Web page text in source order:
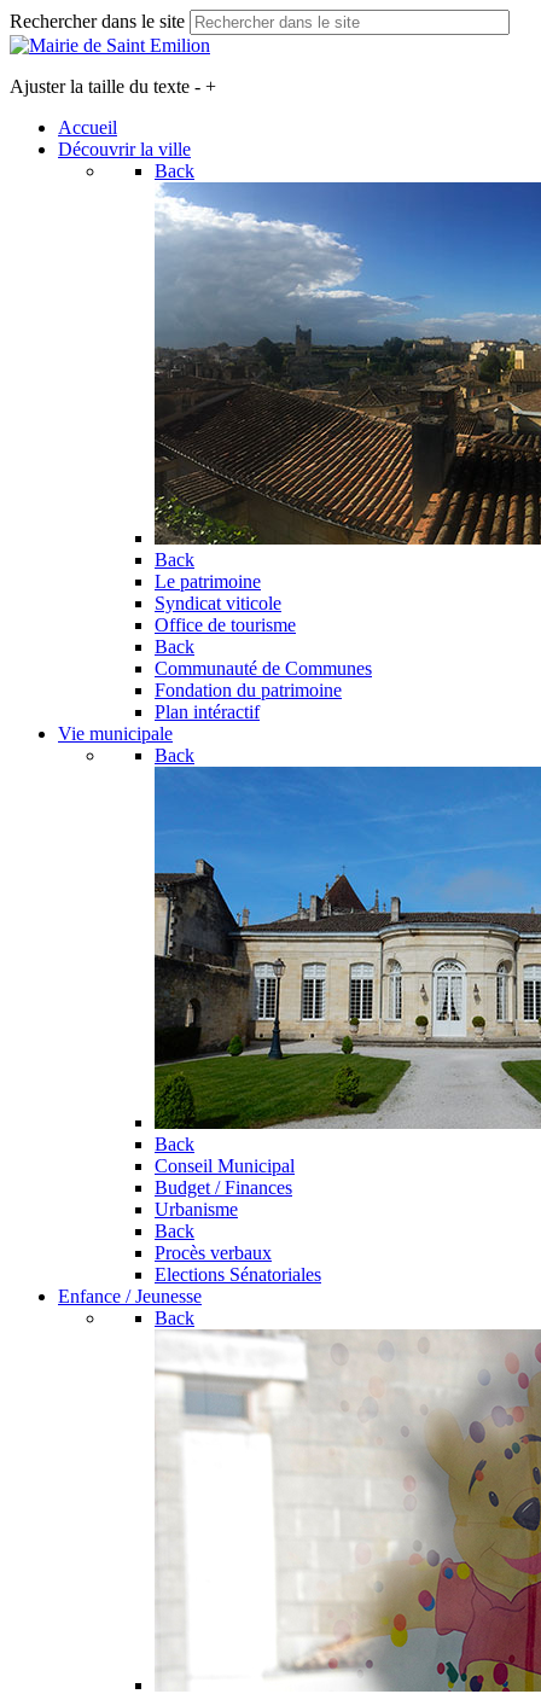
Rechercher dans le site
Ajuster la taille du texte - +
Accueil
Découvrir la ville
Back
Back
Le patrimoine
Syndicat viticole
Office de tourisme
Back
Communauté de Communes
Fondation du patrimoine
Plan intéractif
Vie municipale
Back
Back
Conseil Municipal
Budget / Finances
Urbanisme
Back
Procès verbaux
Elections Sénatoriales
Enfance / Jeunesse
Back